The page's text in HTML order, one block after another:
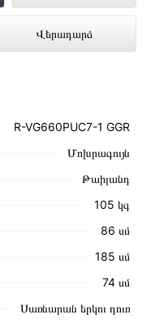
Վերադարձ
առցանց
589 000 դրամ
R-VG660PUC7-1 GGR
Մոխրագույն
Թաիլանդ
105 կգ
86 սմ
185 սմ
74 սմ
Սառնարան երկու դուռ